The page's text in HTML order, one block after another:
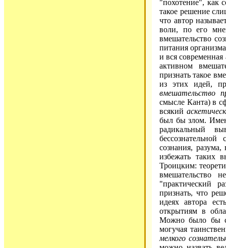
"похотение", как
такое решение
что автор
воли, по его
вмешательство
питания
и вся
активном
признать такое
из этих идей,
вмешательство
смысле Канта) в
всякий
был бы злом.
радикальный
сознания, разума,
избежать таких
Троицким:
вмешательство
"практический
признать, что
идеях автора
открытиям в
Можно было бы
могучая
мелкого